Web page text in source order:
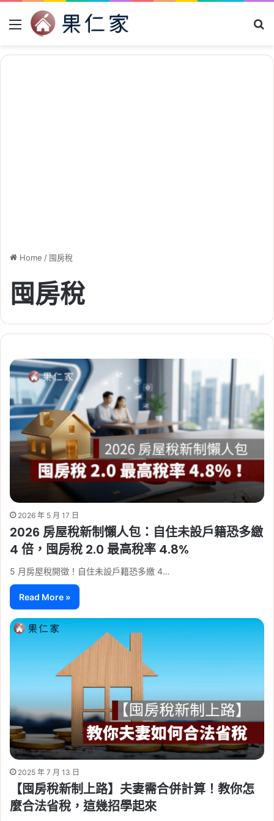
Menu
Home / 囤房稅
囤房稅
2026 年 5 月 17 日
2026 房屋稅新制懶人包：自住未設戶籍恐多繳
4 倍，囤房稅 2.0 最高稅率 4.8%
5 月房屋稅開徵！自住未設戶籍恐多繳 4…
Read More »
2025 年 7 月 13 日
【囤房稅新制上路】夫妻需合併計算！教你怎
麼合法省稅，這幾招學起來